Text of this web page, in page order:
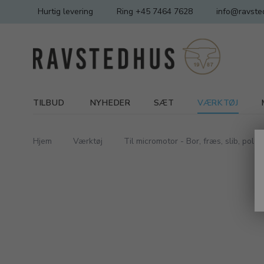
Hurtig levering Ring +45 7464 7628
TILBUD NYHEDER SÆT VÆRKTØJ
Hjem Værktøj Til micromotor - Bor, fræs, slib,